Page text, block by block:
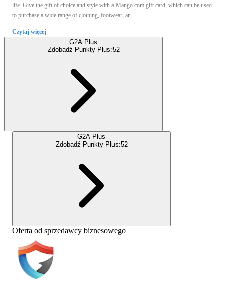
life. Give the gift of choice and style with a Mango.com gift card, which can be used
to purchase a wide range of clothing, footwear, an ...
Czytaj więcej
G2A Plus
Zdobądź Punkty Plus:52
G2A Plus
Zdobądź Punkty Plus:52
Oferta od sprzedawcy biznesowego